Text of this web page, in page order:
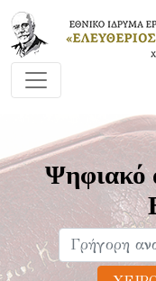
Ψηφιακό